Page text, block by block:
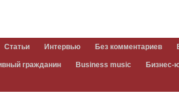
Статьи Интервью Без комментариев
гражданин Business music Бизнес-